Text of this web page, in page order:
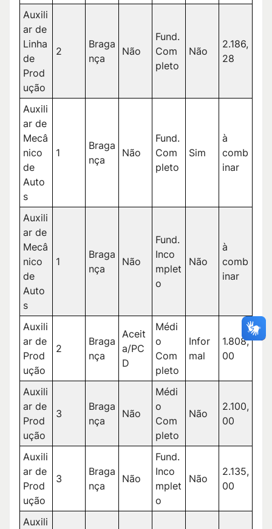
Auxili
ar de
Linha
de
Prod
ução
2
Braga
nça
Não
Fund.
Com
pleto
Não
2.186,
28
Auxili
ar de
Mecâ
nico
de
Auto
s
1
Braga
nça
Não
Fund.
Com
pleto
Sim
à
comb
inar
Auxili
ar de
Mecâ
nico
de
Auto
s
1
Braga
nça
Não
Fund.
Inco
mplet
o
Não
à
comb
inar
Auxili
ar de
Prod
ução
2
Braga
nça
Aceit
a/PC
D
Médi
o
Com
pleto
Infor
mal
1.808,
00
Auxili
ar de
Prod
ução
3
Braga
nça
Não
Médi
o
Com
pleto
Não
2.100,
00
Auxili
ar de
Prod
ução
3
Braga
nça
Não
Fund.
Inco
mplet
o
Não
2.135,
00
Auxili